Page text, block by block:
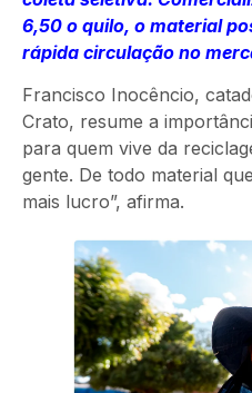
6,50 o quilo, o material
rápida circulação no
Francisco Inocêncio,
Crato, resume a
para quem vive da
gente. De todo material
mais lucro”, afirma.